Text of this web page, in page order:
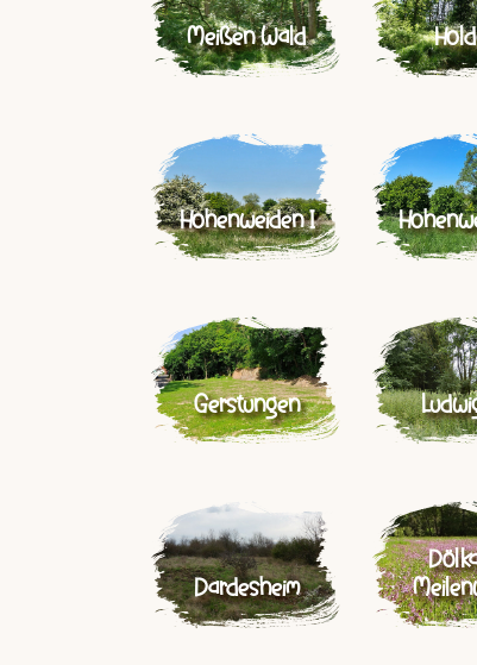
Meißen Wald
Hohenweiden I
Gerstungen
Dardesheim